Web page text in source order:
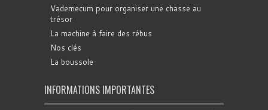
Vademecum pour organiser une chasse au
trésor
La machine à faire des rébus
Nos clés
La boussole
INFORMATIONS IMPORTANTES